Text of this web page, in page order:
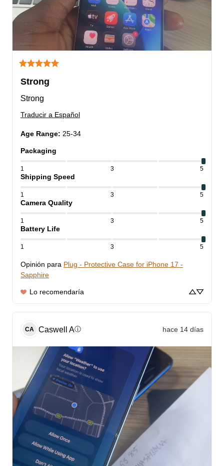
Strong
Strong
Traducir a Español
Age Range: 25-34
Packaging
1 3 5
Shipping Speed
1 3 5
Camera Quality
1 3 5
Battery Life
1 3 5
Opinión para Plug - Protective Case for iPhone 17 -
Sapphire
Lo recomendaría
CA Caswell Aⓘ hace 14 días